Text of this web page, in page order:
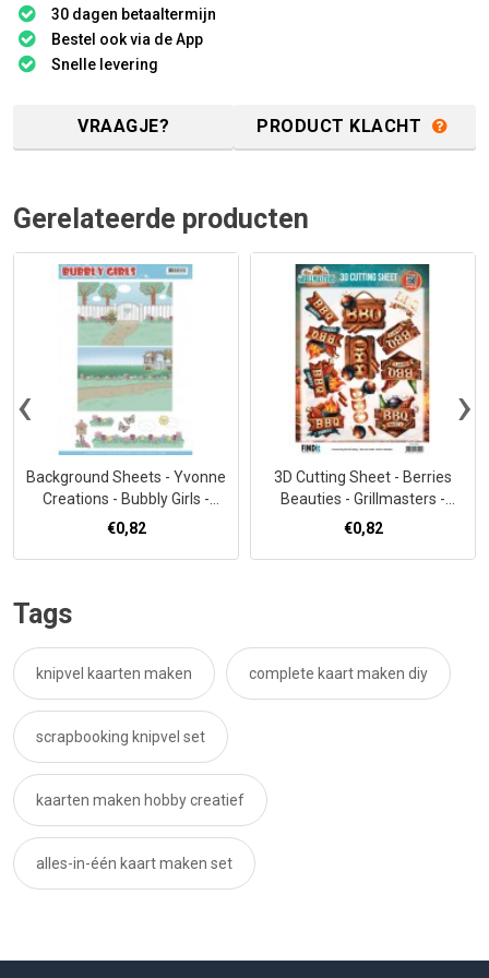
30 dagen betaaltermijn
Bestel ook via de App
Snelle levering
VRAAGJE? PRODUCT KLACHT
Gerelateerde producten
Background Sheets - Yvonne
Creations - Bubbly Girls -
Spring
€0,82
3D Cutting Sheet - Berries
Beauties - Grillmasters -
Backyard Feast
€0,82
‹ ›
Tags
knipvel kaarten maken complete kaart maken diy
scrapbooking knipvel set
kaarten maken hobby creatief
alles-in-één kaart maken set